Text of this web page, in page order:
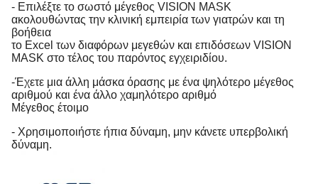
- Επιλέξτε το σωστό μέγεθος VISION MASK
ακολουθώντας την κλινική εμπειρία των γιατρών και τη
βοήθεια
το Excel των διαφόρων μεγεθών και επιδόσεων VISION
MASK στο τέλος του παρόντος εγχειριδίου.
-Έχετε μια άλλη μάσκα όρασης με ένα ψηλότερο μέγεθος
αριθμού και ένα άλλο χαμηλότερο αριθμό
Μέγεθος έτοιμο
- Χρησιμοποιήστε ήπια δύναμη, μην κάνετε υπερβολική
δύναμη.